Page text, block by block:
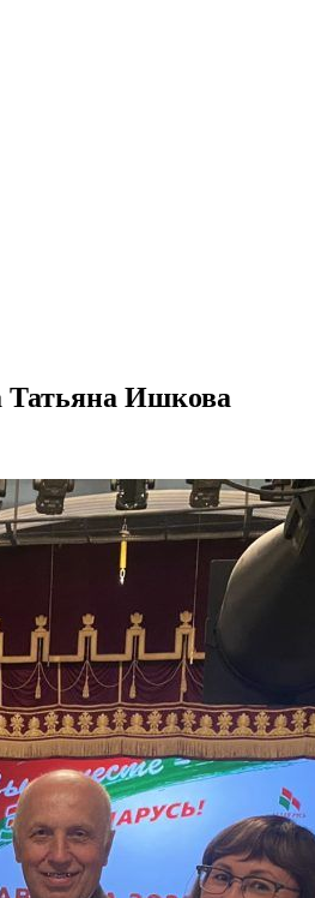
Татьяна Ишкова